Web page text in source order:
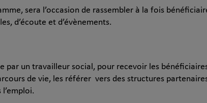
sera l’occasion de rassembler à la fois
d’écoute et d’évènements.
par un travailleur social, pour recevoir les
de vie, les référer vers des structures